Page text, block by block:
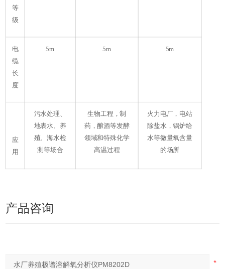
等
级
电
缆
长
度
5m 5m 5m
应
用
污水处理、
地表水、养
殖、海水检
测等场合
生物工程，制
药，酿酒等发酵
领域和特殊化学
高温过程
火力电厂，电站
除盐水，锅炉给
水等微量氧含量
的场所
产品咨询